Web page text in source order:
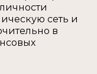
сеть и
в